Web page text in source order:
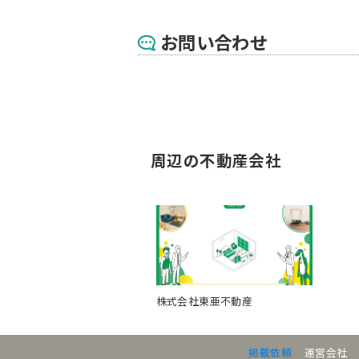
お問い合わせ
周辺の不動産会社
株式会社東亜不動産
掲載依頼 運営会社